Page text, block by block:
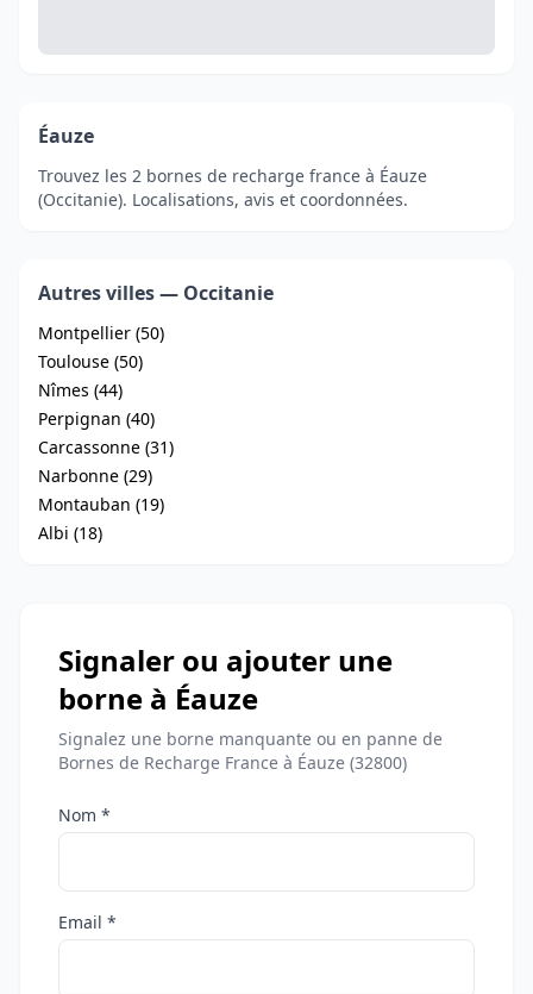
Éauze
Trouvez les 2 bornes de recharge france à Éauze
(Occitanie). Localisations, avis et coordonnées.
Autres villes — Occitanie
Montpellier (50)
Toulouse (50)
Nîmes (44)
Perpignan (40)
Carcassonne (31)
Narbonne (29)
Montauban (19)
Albi (18)
Signaler ou ajouter une
borne à Éauze
Signalez une borne manquante ou en panne de
Bornes de Recharge France à Éauze (32800)
Nom *
Email *